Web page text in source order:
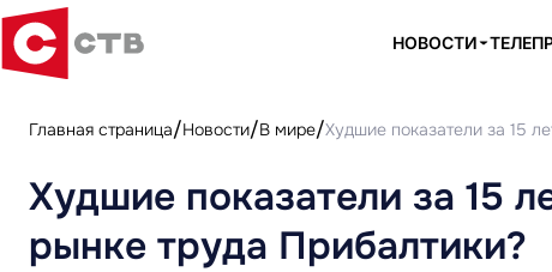
НОВОСТИ
Главная страница Новости В мире Худшие показатели за 15
Худшие показатели за 15
рынке труда Прибалтики?